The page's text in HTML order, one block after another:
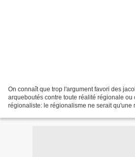
On connaît que trop l'argument favori des
arqueboutés contre toute réalité régionale ou
régionaliste: le régionalisme ne serait qu'une